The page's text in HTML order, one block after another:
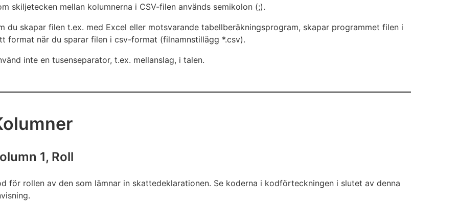
skiljetecken mellan kolumnerna i CSV-filen används semikolon (;).
du skapar filen t.ex. med Excel eller motsvarande tabellberäkningsprogram, skapar programmet filen i
format när du sparar filen i csv-format (filnamnstillägg *.csv).
inte en tusenseparator, t.ex. mellanslag, i talen.
1, Roll
för rollen av den som lämnar in skattedeklarationen. Se koderna i kodförteckningen i slutet av denna